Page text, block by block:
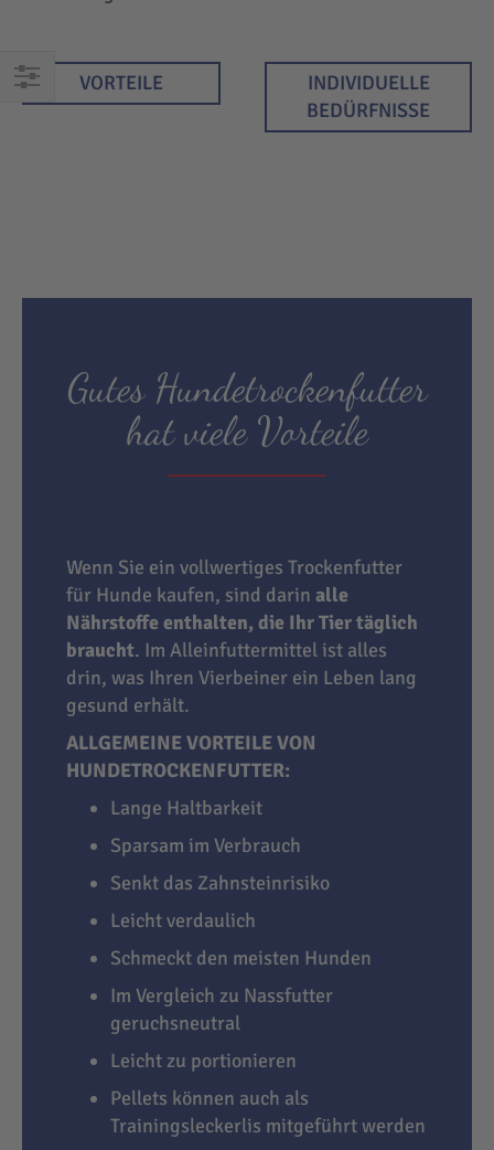
EINKAUFEN
VORTEILE
INDIVIDUELLE
BEDÜRFNISSE
Gutes Hundetrockenfutter
hat viele Vorteile
Wenn Sie ein vollwertiges Trockenfutter
für Hunde kaufen, sind darin alle
Nährstoffe enthalten, die Ihr Tier täglich
braucht. Im Alleinfuttermittel ist alles
drin, was Ihren Vierbeiner ein Leben lang
gesund erhält.
ALLGEMEINE VORTEILE VON
HUNDETROCKENFUTTER:
Lange Haltbarkeit
Sparsam im Verbrauch
Senkt das Zahnsteinrisiko
Leicht verdaulich
Schmeckt den meisten Hunden
Im Vergleich zu Nassfutter
geruchsneutral
Leicht zu portionieren
Pellets können auch als
Trainingsleckerlis mitgeführt werden